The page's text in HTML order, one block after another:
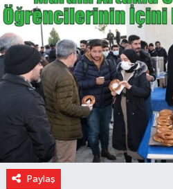
Paylaş